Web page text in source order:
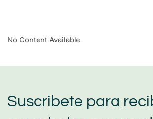
No Content Available
Suscribete para